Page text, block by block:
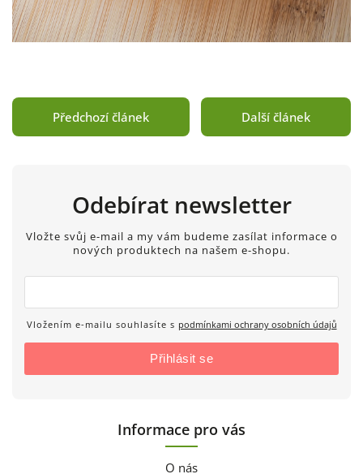
Předchozí článek Další článek
Odebírat newsletter
Vložte svůj e-mail a my vám budeme zasílat informace o
nových produktech na našem e-shopu.
Vložením e-mailu souhlasíte s podmínkami ochrany osobních údajů
Přihlásit se
Informace pro vás
O nás